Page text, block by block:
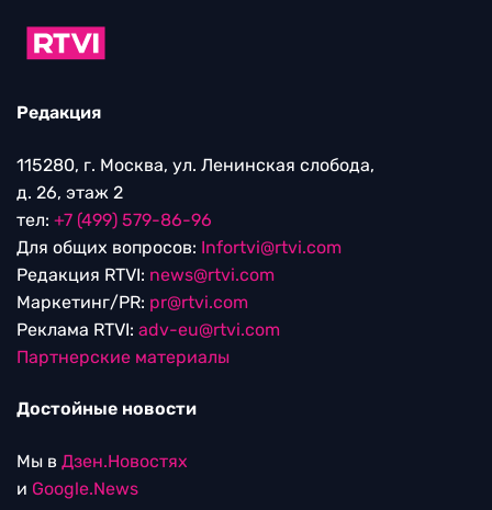
Редакция
115280, г. Москва, ул. Ленинская слобода,
д. 26, этаж 2
тел: +7 (499) 579-86-96
Для общих вопросов: Infortvi@rtvi.com
Редакция RTVI: news@rtvi.com
Маркетинг/PR: pr@rtvi.com
Реклама RTVI: adv-eu@rtvi.com
Партнерские материалы
Достойные новости
Мы в Дзен.Новостях
и Google.News